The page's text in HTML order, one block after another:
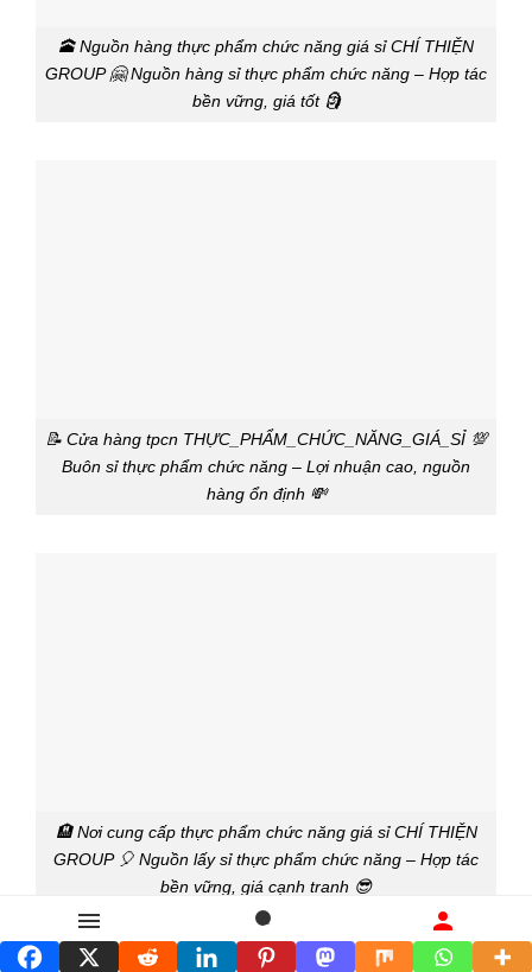
🕋 Nguồn hàng thực phẩm chức năng giá sỉ CHÍ THIỆN
GROUP 🤗 Nguồn hàng sỉ thực phẩm chức năng – Hợp tác
bền vững, giá tốt 🗿
📝 Cửa hàng tpcn THỰC_PHẨM_CHỨC_NĂNG_GIÁ_SỈ 💯
Buôn sỉ thực phẩm chức năng – Lợi nhuận cao, nguồn
hàng ổn định 💸
🏨 Nơi cung cấp thực phẩm chức năng giá sỉ CHÍ THIỆN
GROUP 🎈 Nguồn lấy sỉ thực phẩm chức năng – Hợp tác
bền vững, giá cạnh tranh 😎
Danh mục Tìm kiếm Liên hệ